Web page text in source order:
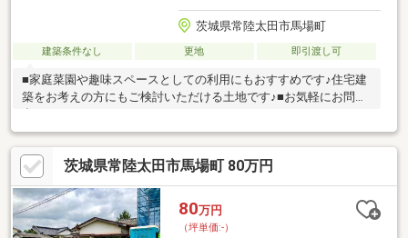
茨城県常陸太田市馬場町
建築条件なし 更地 即引渡し可
■家庭菜園や趣味スペースとしての利用にもおすすめです♪住宅建
築をお考えの方にもご検討いただける土地です♪■お気軽にお問い
茨城県常陸太田市馬場町 80万円
80万円
（坪単価:-）